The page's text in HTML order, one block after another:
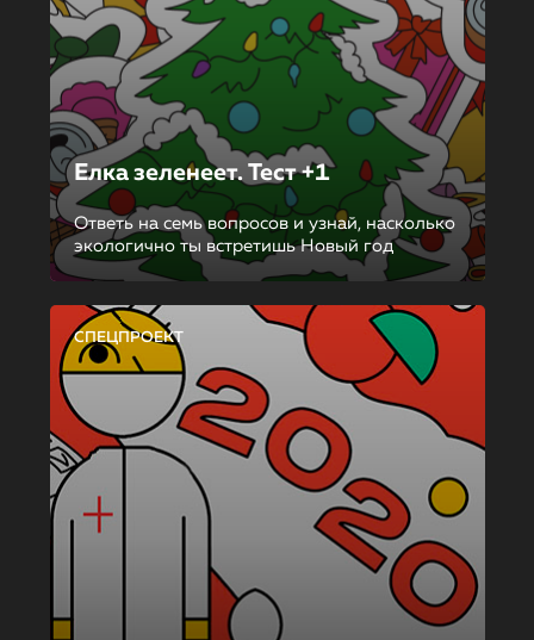
Елка зеленеет. Тест +1
Ответь на семь вопросов и узнай, насколько
экологично ты встретишь Новый год
СПЕЦПРОЕКТ